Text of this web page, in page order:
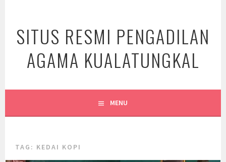
content
SITUS RESMI PENGADILAN
AGAMA KUALATUNGKAL
MENU
TAG: KEDAI KOPI